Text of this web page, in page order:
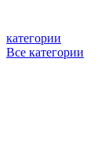
категории
Все категории